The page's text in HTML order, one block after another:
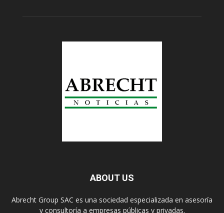
ABOUT US
Abrecht Group SAC es una sociedad especializada en asesoría
y consultoría a empresas públicas y privadas.